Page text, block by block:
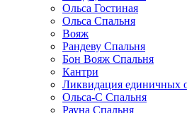
Ольса Гостиная
Ольса Спальня
Вояж
Рандеву Спальня
Бон Вояж Спальня
Кантри
Ликвидация единичных
Ольса-С Спальня
Рауна Спальня